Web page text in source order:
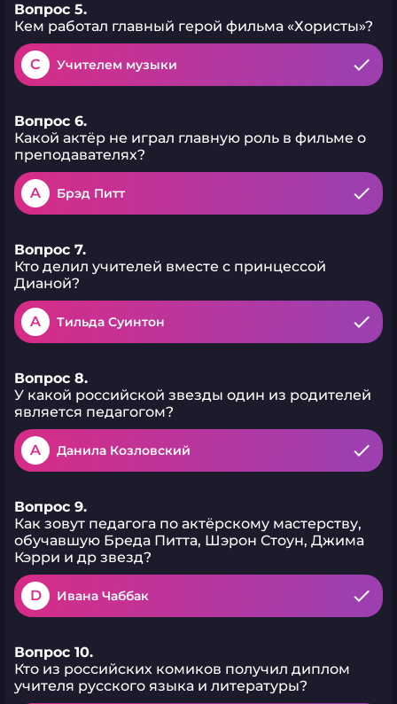
Вопрос 5.
Кем работал главный герой фильма «Хористы»?
C Учителем музыки
Вопрос 6.
Какой актёр не играл главную роль в фильме о
преподавателях?
A Брэд Питт
Вопрос 7.
Кто делил учителей вместе с принцессой
Дианой?
A Тильда Суинтон
Вопрос 8.
У какой российской звезды один из родителей
является педагогом?
A Данила Козловский
Вопрос 9.
Как зовут педагога по актёрскому мастерству,
обучавшую Бреда Питта, Шэрон Стоун, Джима
Кэрри и др звезд?
D Ивана Чаббак
Вопрос 10.
Кто из российских комиков получил диплом
учителя русского языка и литературы?